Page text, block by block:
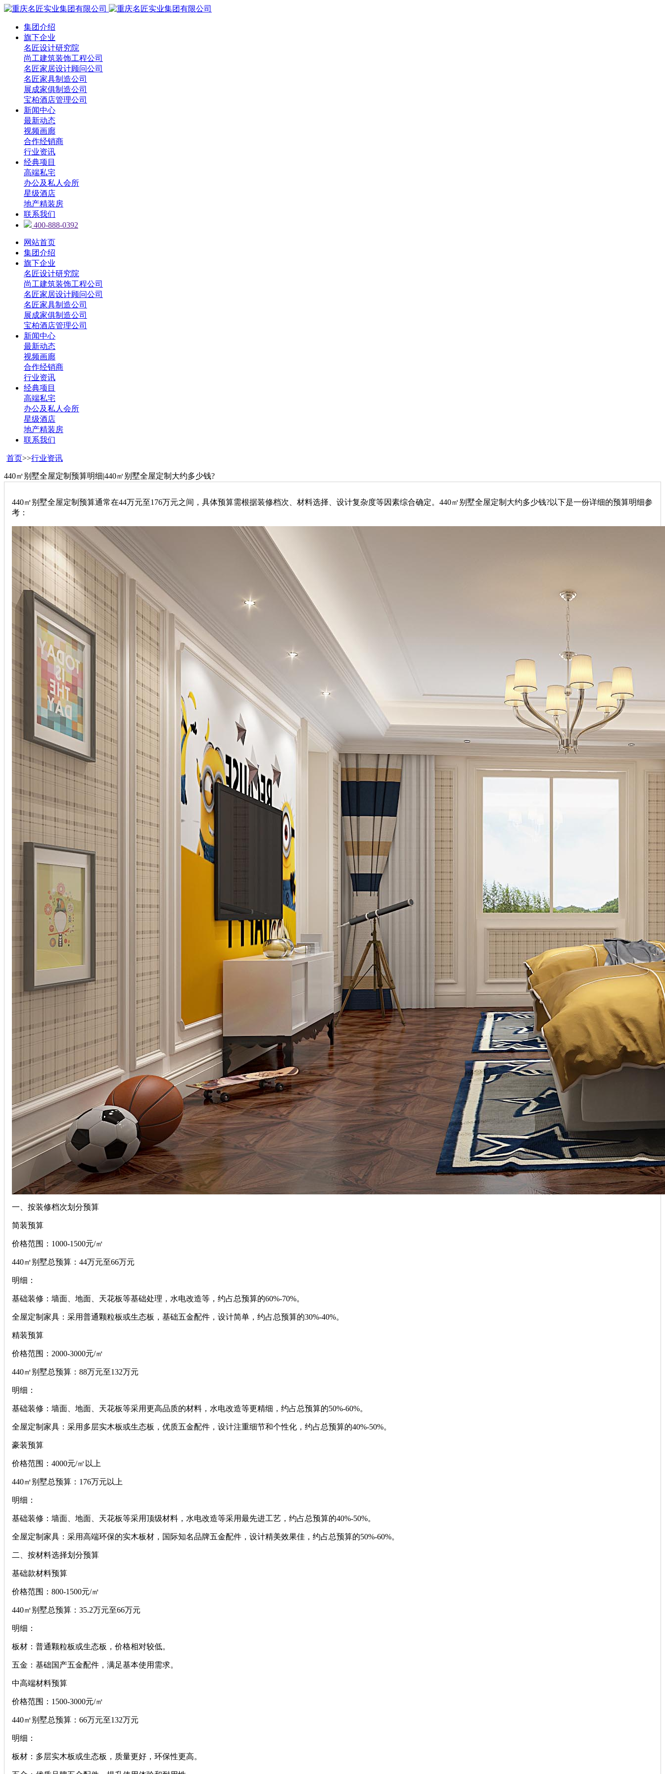
集团介绍
旗下企业
名匠设计研究院
尚工建筑装饰工程公司
名匠家居设计顾问公司
名匠家具制造公司
展成家俱制造公司
宝柏酒店管理公司
新闻中心
最新动态
视频画廊
合作经销商
行业资讯
经典项目
高端私宅
办公及私人会所
星级酒店
地产精装房
联系我们
400-888-0392
网站首页
集团介绍
旗下企业
名匠设计研究院
尚工建筑装饰工程公司
名匠家居设计顾问公司
名匠家具制造公司
展成家俱制造公司
宝柏酒店管理公司
新闻中心
最新动态
视频画廊
合作经销商
行业资讯
经典项目
高端私宅
办公及私人会所
星级酒店
地产精装房
联系我们
首页>>行业资讯
440㎡别墅全屋定制预算明细|440㎡别墅全屋定制大约多少钱?
‌440㎡别墅全屋定制预算通常在44万元至176万元之间，具体预算需根据装修档次、材料选择、设计复杂度等因素综合确定‌。440㎡别墅全屋定制大约多少钱?以下是一份详细的预算明细参
考：
一、按装修档次划分预算
‌简装预算‌
‌价格范围‌：1000-1500元/㎡
‌440㎡别墅总预算‌：44万元至66万元
‌明细‌：
‌基础装修‌：墙面、地面、天花板等基础处理，水电改造等，约占总预算的60%-70%。
‌全屋定制家具‌：采用普通颗粒板或生态板，基础五金配件，设计简单，约占总预算的30%-40%。
‌精装预算‌
‌价格范围‌：2000-3000元/㎡
‌440㎡别墅总预算‌：88万元至132万元
‌明细‌：
‌基础装修‌：墙面、地面、天花板等采用更高品质的材料，水电改造等更精细，约占总预算的50%-60%。
‌全屋定制家具‌：采用多层实木板或生态板，优质五金配件，设计注重细节和个性化，约占总预算的40%-50%。
‌豪装预算‌
‌价格范围‌：4000元/㎡以上
‌440㎡别墅总预算‌：176万元以上
‌明细‌：
‌基础装修‌：墙面、地面、天花板等采用顶级材料，水电改造等采用最先进工艺，约占总预算的40%-50%。
‌全屋定制家具‌：采用高端环保的实木板材，国际知名品牌五金配件，设计精美效果佳，约占总预算的50%-60%。
二、按材料选择划分预算
‌基础款材料预算‌
‌价格范围‌：800-1500元/㎡
‌440㎡别墅总预算‌：35.2万元至66万元
‌明细‌：
‌板材‌：普通颗粒板或生态板，价格相对较低。
‌五金‌：基础国产五金配件，满足基本使用需求。
‌中高端材料预算‌
‌价格范围‌：1500-3000元/㎡
‌440㎡别墅总预算‌：66万元至132万元
‌明细‌：
‌板材‌：多层实木板或生态板，质量更好，环保性更高。